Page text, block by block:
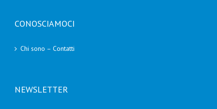
CONOSCIAMOCI
Chi sono – Contatti
NEWSLETTER